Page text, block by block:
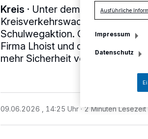
Kreis · Unter dem Leitgedanken
Kreisverkehrswacht Mettmann
Schulwegaktion. Gemeinsam
Firma Lhoist und der
mehr Sicherheit von Kindern im
09.06.2026 , 14:25 Uhr 2 Minuten Lesezeit
Ausführliche
Impressum
Datenschutz